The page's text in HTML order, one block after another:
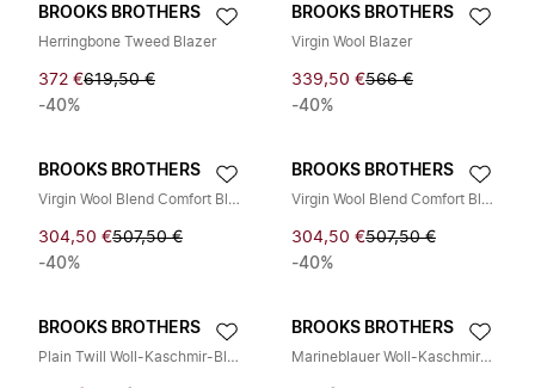
BROOKS BROTHERS
Herringbone Tweed Blazer
372 €619,50 €
-40%
BROOKS BROTHERS
Virgin Wool Blazer
339,50 €566 €
-40%
BROOKS BROTHERS
Virgin Wool Blend Comfort Blazer
304,50 €507,50 €
-40%
BROOKS BROTHERS
Virgin Wool Blend Comfort Blazer
304,50 €507,50 €
-40%
BROOKS BROTHERS
Plain Twill Woll-Kaschmir-Blazer
BROOKS BROTHERS
Marineblauer Woll-Kaschmir-Blazer